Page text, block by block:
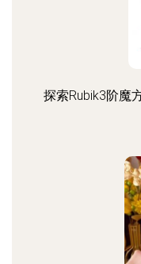
探索Rubik3阶魔